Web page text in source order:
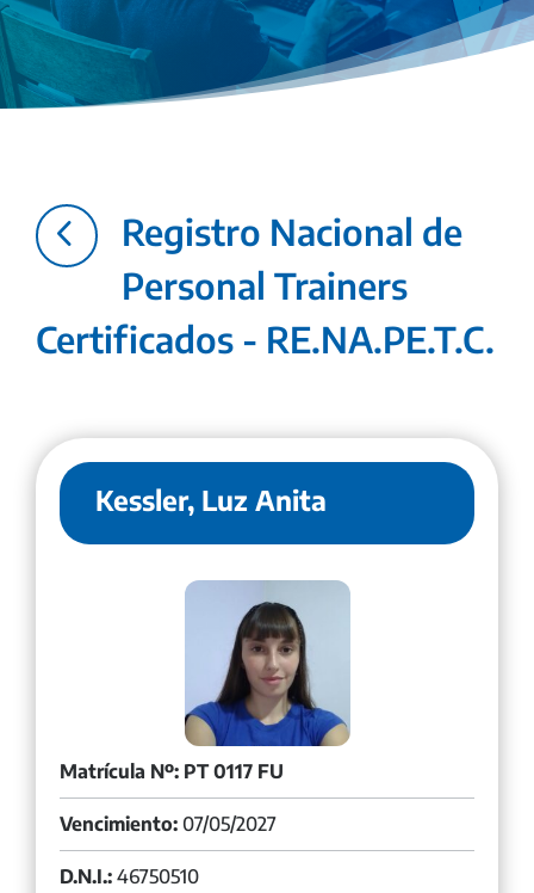
4
Registro Nacional de
Personal Trainers
Certificados - RE.NA.PE.T.C.
Kessler, Luz Anita
Matrícula Nº: PT 0117 FU
Vencimiento: 07/05/2027
D.N.I.: 46750510